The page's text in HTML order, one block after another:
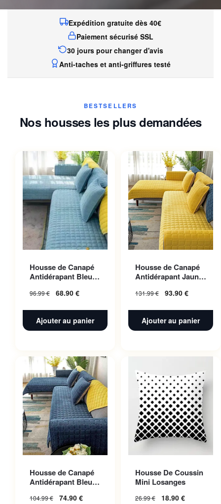
Expédition gratuite dès 40€
Paiement sécurisé SSL
30 jours pour changer d'avis
Anti-taches et anti-griffures testé
BESTSELLERS
Nos housses les plus demandées
Housse de Canapé
Antidérapant Bleu
96.99€ 68.90 €
Ajouter au panier
Housse de Canapé
Antidérapant Jaune
131.99€ 93.90 €
Ajouter au panier
Housse de Canapé
Antidérapant Bleu
104.99€ 74.90 €
Housse De Coussin
Mini Losanges
26.99€ 18.90 €